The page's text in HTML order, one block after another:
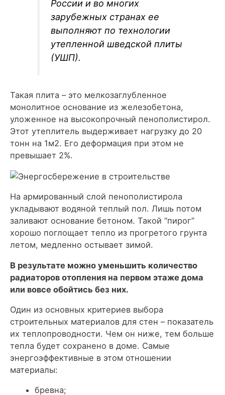
России и во многих
зарубежных странах ее
выполняют по технологии
утепленной шведской плиты
(УШП).
Такая плита – это мелкозаглубленное
монолитное основание из железобетона,
уложенное на высокопрочный пенополистирол.
Этот утеплитель выдерживает нагрузку до 20
тонн на 1м2. Его деформация при этом не
превышает 2%.
На армированный слой пенополистирола
укладывают водяной теплый пол. Лишь потом
заливают основание бетоном. Такой “пирог”
хорошо поглощает тепло из прогретого грунта
летом, медленно остывает зимой.
В результате можно уменьшить количество
радиаторов отопления на первом этаже дома
или вовсе обойтись без них.
Один из основных критериев выбора
строительных материалов для стен – показатель
их теплопроводности. Чем он ниже, тем больше
тепла будет сохранено в доме. Самые
энергоэффективные в этом отношении
материалы:
бревна;